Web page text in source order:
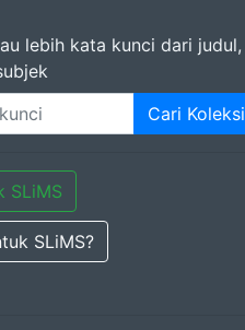
lebih kata kunci dari judul,
Cari Koleksi
SLiMS
SLiMS?